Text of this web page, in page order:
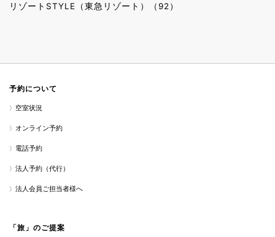
リゾートSTYLE（東急リゾート）（92）
予約について
空室状況
オンライン予約
電話予約
法人予約（代行）
法人会員ご担当者様へ
「旅」のご提案